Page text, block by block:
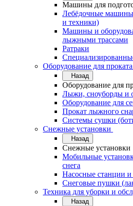
Машины для
Лебёдочные машины
и техники)
Машины и
лыжными трассами
Ратраки
Оборудование для проката
Назад
Оборудование для
Лыжи, сноуборды и
Оборудование для
Прокат лыжного
Системы сушки
Снежные установки
Назад
Снежные установки
Мобильные
снега
Насосные станции
Снеговые пушки
Техника для уборки и
Назад